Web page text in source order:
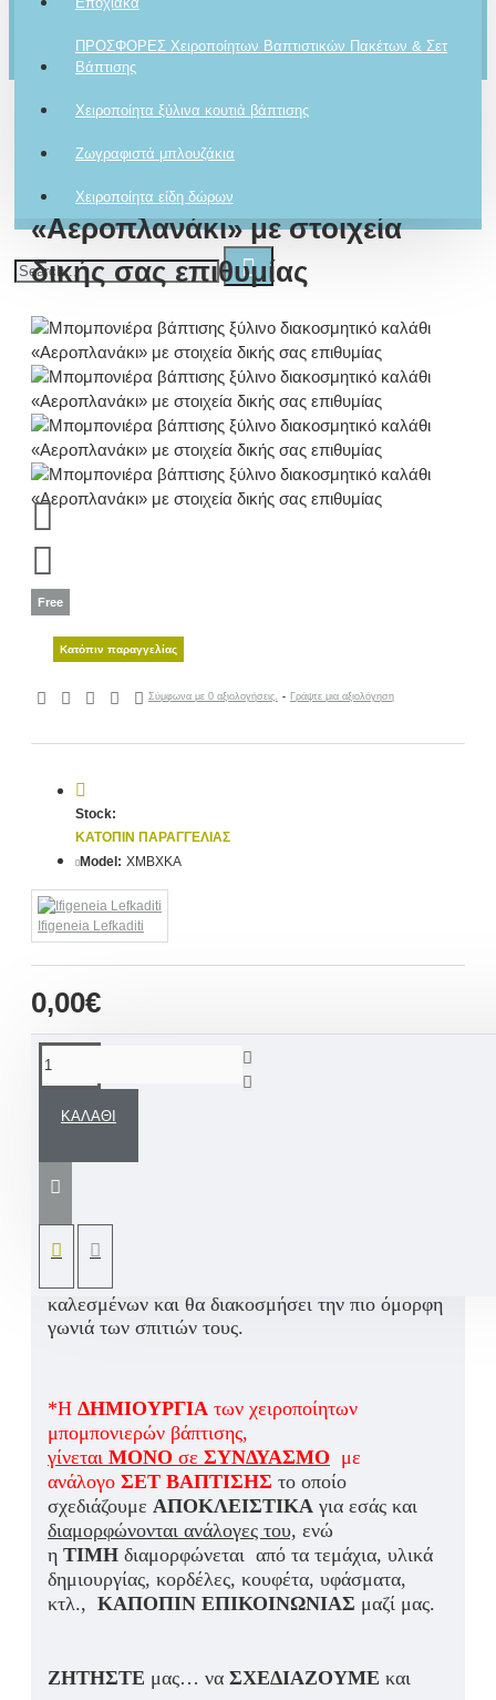
ΠΡΟΣΦΟΡΕΣ Χειροποίητων Βαπτιστικών Πακέτων & Σετ
Βάπτισης
Χειροποίητα ξύλινα κουτιά βάπτισης
Ζωγραφιστά μπλουζάκια
Χειροποίητα είδη δώρων
Το καλάθι αγορών είναι άδειο!
Για το προϊόν
Μπομπονιέρα βάπτισης ξύλινο
διακοσμητικό καλάθι
«Αεροπλανάκι» με στοιχεία
δικής σας επιθυμίας
Free
Κατόπιν παραγγελίας
Σύμφωνα με 0 αξιολογήσεις. - Γράψτε μια αξιολόγηση
0,00€
Stock:
ΚΑΤΌΠΙΝ ΠΑΡΑΓΓΕΛΊΑΣ
Model: XMBXKA
Ifigeneia Lefkaditi
ΚΑΛΆΘΙ
μπομπονιέρα βάπτισης ξύλινο καλάθι -
μολυβοθήκη με τύπωμα σε αδιάβροχο ύφασμα
και πολύ λεπτομέρεια που σίγουρα θα κλέψει τις
καλεσμένων και θα διακοσμήσει την πιο όμορφη
γωνιά των σπιτιών τους.
*Η ΔΗΜΙΟΥΡΓΙΑ των χειροποίητων
μπομπονιερών βάπτισης,
γίνεται ΜΟΝΟ σε ΣΥΝΔΥΑΣΜΟ με
ανάλογο ΣΕΤ ΒΑΠΤΙΣΗΣ το οποίο
σχεδιάζουμε ΑΠΟΚΛΕΙΣΤΙΚΑ για εσάς και
διαμορφώνονται ανάλογες του, ενώ
η ΤΙΜΗ διαμορφώνεται από τα τεμάχια, υλικά
δημιουργίας, κορδέλες, κουφέτα, υφάσματα,
κτλ., ΚΑΠΟΠΙΝ ΕΠΙΚΟΙΝΩΝΙΑΣ μαζί μας.
ΖΗΤΗΣΤΕ μας… να ΣΧΕΔΙΑΖΟΥΜΕ και